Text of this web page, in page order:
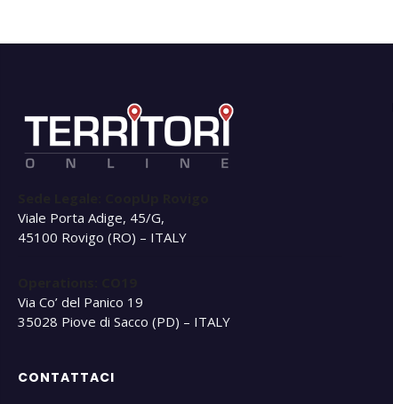
Viale Porta Adige, 45/G,
45100 Rovigo (RO) – ITALY
Via Co’ del Panico 19
35028 Piove di Sacco (PD) – ITALY
CONTATTACI